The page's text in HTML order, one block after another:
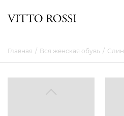
Главная Вся женская обувь